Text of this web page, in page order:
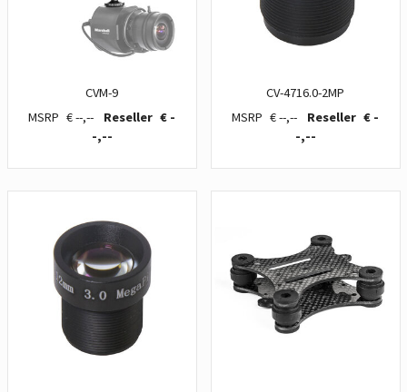
CVM-9
€ --,--
€ -
-,--
CV-4716.0-2MP
€ --,--
€ -
-,--